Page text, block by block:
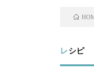
レシピ